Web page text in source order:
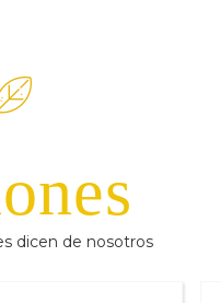
dicen de nosotros